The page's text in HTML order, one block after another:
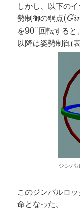
しかし、以下の
勢制御の弱点(Gi
(Gi
を90°
90°回転すると
以降は姿勢制御(
ジンバ
このジンバルロ
命となった。